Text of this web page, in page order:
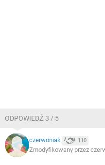
ODPOWIEDŹ 3 / 5
czerwoniak 110
Zmodyfikowany przez